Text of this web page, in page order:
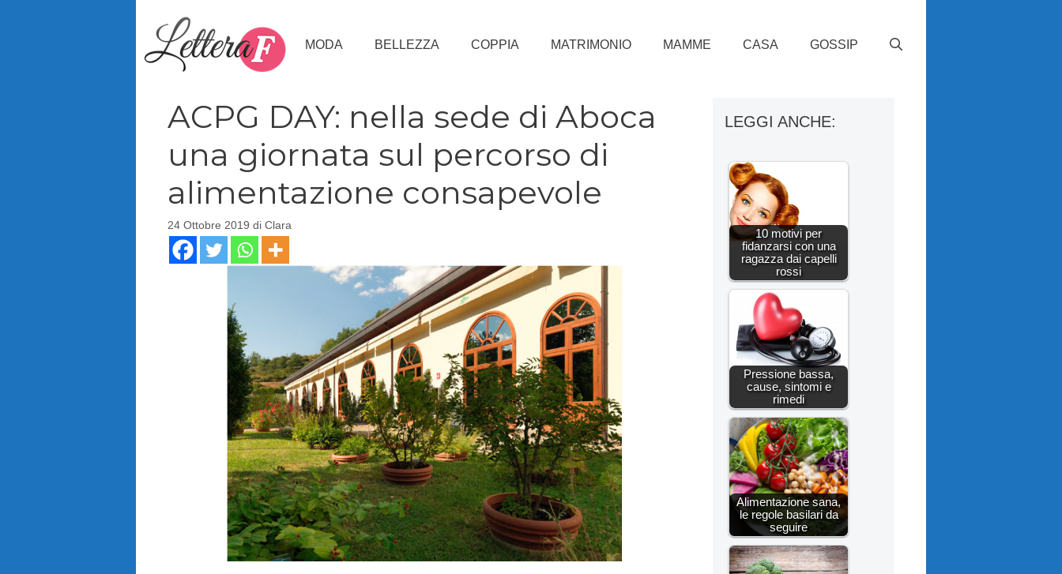
MODA BELLEZZA COPPIA MATRIMONIO MAMME CASA GOSSIP
ACPG DAY: nella sede di Aboca
una giornata sul percorso di
alimentazione consapevole
24 Ottobre 2019 di Clara
LEGGI ANCHE:
10 motivi per
fidanzarsi con una
ragazza dai capelli
rossi
Pressione bassa,
cause, sintomi e
rimedi
Alimentazione sana,
le regole basilari da
seguire